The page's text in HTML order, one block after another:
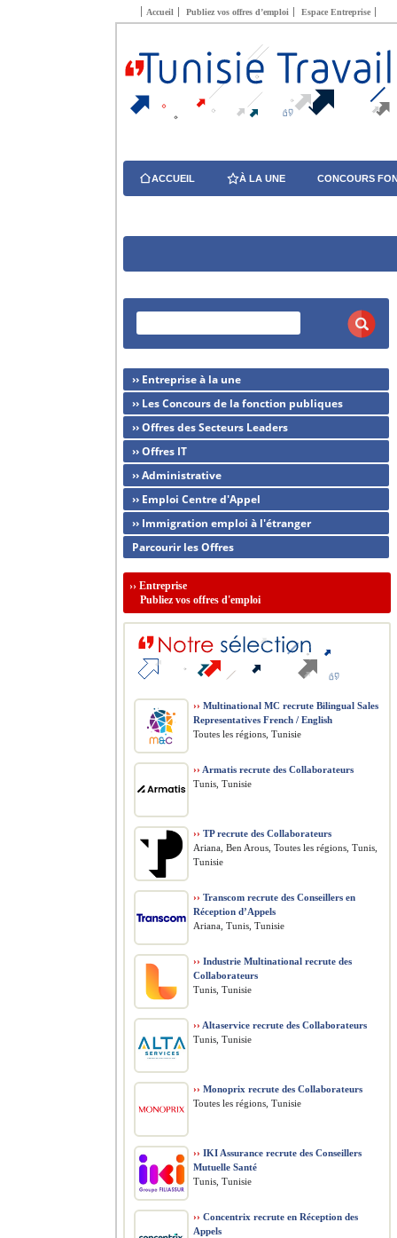
Accueil Publiez vos offres d’emploi Espace Entreprise
ACCUEIL À LA UNE CONCOURS
›› Entreprise à la une
›› Les Concours de la fonction publiques
›› Offres des Secteurs Leaders
›› Offres IT
›› Administrative
›› Emploi Centre d'Appel
›› Immigration emploi à l'étranger
Parcourir les Offres
›› Entreprise
Publiez vos offres d'emploi
›› Multinational MC recrute Bilingual Sales
Representatives French / English
Toutes les régions, Tunisie
›› Armatis recrute des Collaborateurs
Tunis, Tunisie
›› TP recrute des Collaborateurs
Ariana, Ben Arous, Toutes les régions, Tunis,
Tunisie
›› Transcom recrute des Conseillers en
Réception d’Appels
Ariana, Tunis, Tunisie
›› Industrie Multinational recrute des
Collaborateurs
Tunis, Tunisie
›› Altaservice recrute des Collaborateurs
Tunis, Tunisie
›› Monoprix recrute des Collaborateurs
Toutes les régions, Tunisie
›› IKI Assurance recrute des Conseillers
Mutuelle Santé
Tunis, Tunisie
›› Concentrix recrute en Réception des
Appels